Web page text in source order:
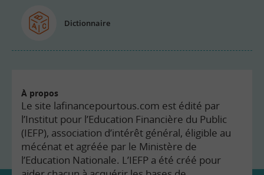
Dictionnaire
À propos
Le site lafinancepourtous.com est édité par
l’Institut pour l’Education Financière du Public
(IEFP), association d’intérêt général, éligible au
mécénat et agréée par le Ministère de
l’Education Nationale. L’IEFP a été créé pour